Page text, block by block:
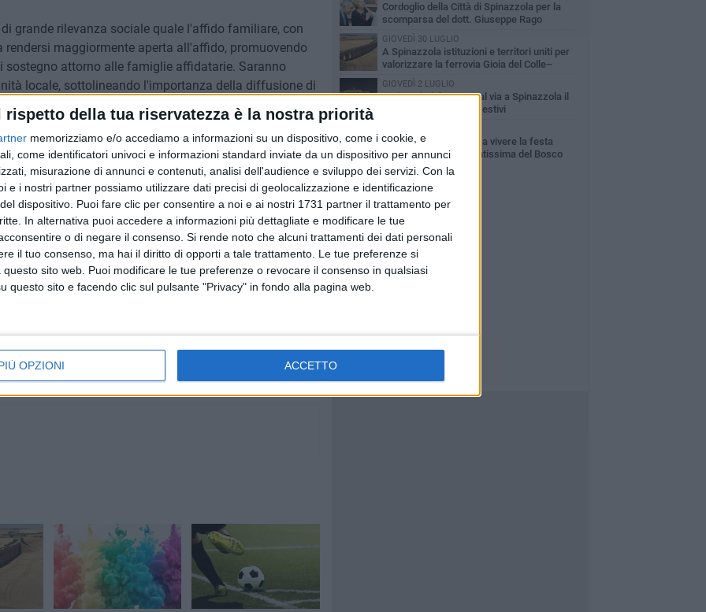
rispetto della tua riservatezza è la nostra priorità
memorizziamo e/o accediamo a informazioni su un dispositivo, come i cookie, e
come identificatori univoci e informazioni standard inviate da un dispositivo per annunci
misurazione di annunci e contenuti, analisi dell'audience e sviluppo dei servizi. Con la
e i nostri partner possiamo utilizzare dati precisi di geolocalizzazione e identificazione
dispositivo. Puoi fare clic per consentire a noi e ai nostri 1731 partner il trattamento per
In alternativa puoi accedere a informazioni più dettagliate e modificare le tue
o di negare il consenso. Si rende noto che alcuni trattamenti dei dati personali
il tuo consenso, ma hai il diritto di opporti a tale trattamento. Le tue preferenze si
sito web. Puoi modificare le tue preferenze o revocare il consenso in qualsiasi
questo sito e facendo clic sul pulsante "Privacy" in fondo alla pagina web.
OPZIONI ACCETTO
grande rilevanza sociale quale l'affido familiare, con
maggiormente aperta all'affido, promuovendo
sostegno attorno alle famiglie affidatarie. Saranno
locale, sottolineando l'importanza della diffusione di
e della corresponsabilità sociale.
di ascoltare la testimonianza diretta di alcune
concreto e significativo alla riflessione sul valore
Cordoglio della Città di Spinazzola per la
scomparsa del dott. Giuseppe Rago
GIOVEDÌ 30 LUGLIO
A Spinazzola istituzioni e territori uniti per
valorizzare la ferrovia Gioia del Colle–
Rocchetta Sant'Antonio
GIOVEDÌ 2 LUGLIO
Ferie artistiche 2026: al via a Spinazzola il
cartellone degli eventi estivi
Spinazzola si prepara a vivere la festa
patronale di Maria Santissima del Bosco